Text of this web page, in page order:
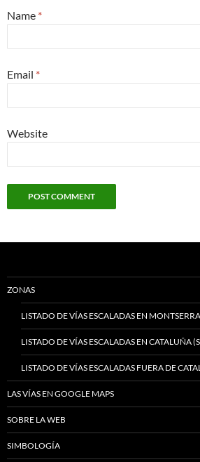
Name *
Email *
Website
ZONAS
LISTADO DE VÍAS ESCALADAS EN
LISTADO DE VÍAS ESCALADAS EN CATALUÑA
LISTADO DE VÍAS ESCALADAS FUERA DE
LAS VÍAS EN GOOGLE MAPS
SOBRE LA WEB
SIMBOLOGÍA